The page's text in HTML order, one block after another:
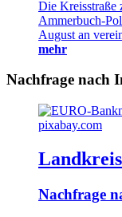
Die Kreisstraße
Ammerbuch-
August an
mehr
Nachfrage nach
Nachfrage